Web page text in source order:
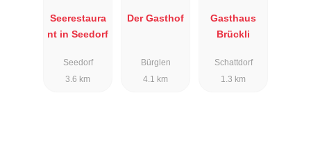
Seerestaura
nt in Seedorf
Seedorf
3.6 km
Der Gasthof
Bürglen
4.1 km
Gasthaus
Brückli
Schattdorf
1.3 km